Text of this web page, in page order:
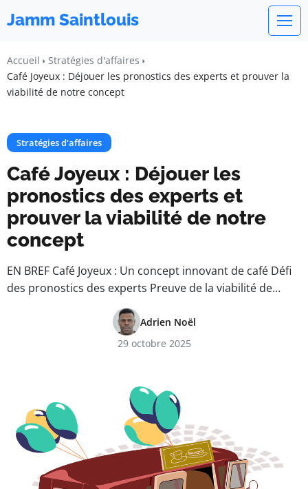
Jamm Saintlouis
Accueil
Stratégies d'affaires
Café Joyeux : Déjouer les pronostics des experts et prouver la
viabilité de notre concept
Stratégies d'affaires
Café Joyeux : Déjouer les
pronostics des experts et
prouver la viabilité de notre
concept
EN BREF Café Joyeux : Un concept innovant de café Défi
des pronostics des experts Preuve de la viabilité de…
Adrien Noël
29 octobre 2025